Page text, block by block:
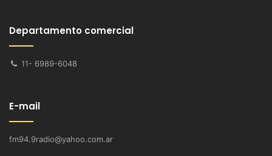
Departamento comercial
11- 6989-6048
E-mail
fm94.9radio@yahoo.com.ar